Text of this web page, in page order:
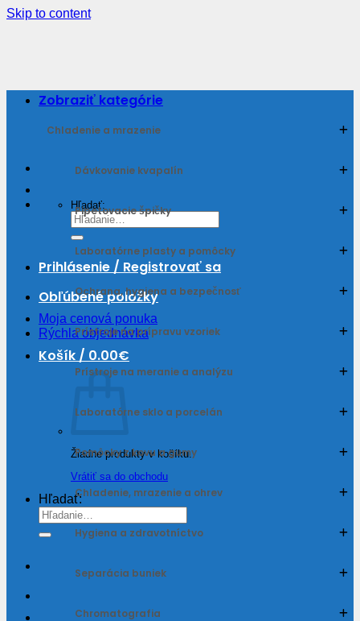
Skip to content
Hľadať:
Prihlásenie / Registrovať sa
Obľúbené položky
Moja cenová ponuka
Rýchla objednávka
Košík / 0.00€
Žiadne produkty v košíku.
Vrátiť sa do obchodu
Hľadať:
Zobraziť kategórie
Chladenie a mrazenie
Dávkovanie kvapalín
Pipetovacie špičky
Laboratórne plasty a pomôcky
Ochrana, hygiena a bezpečnosť
Prístroje na prípravu vzoriek
Prístroje na meranie a analýzu
Laboratórne sklo a porcelán
Pomôcky z kovu a gumy
Chladenie, mrazenie a ohrev
Hygiena a zdravotníctvo
Separácia buniek
Chromatografia